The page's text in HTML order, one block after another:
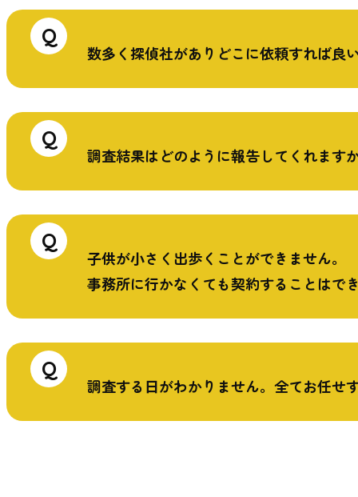
Q
数多く探偵社がありどこに依頼すれば良
Q
調査結果はどのように報告してくれます
Q
⼦供が⼩さく出歩くことができません。
事務所に⾏かなくても契約することはで
Q
調査する⽇がわかりません。全てお任せ